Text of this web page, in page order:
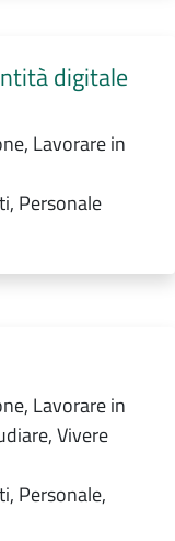
digitale
Lavorare in
Personale
Lavorare in
Vivere
Personale,